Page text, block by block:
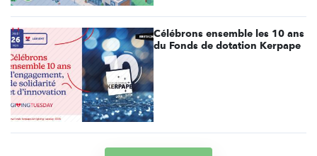
Célébrons ensemble les 10 ans
du Fonds de dotation Kerpape